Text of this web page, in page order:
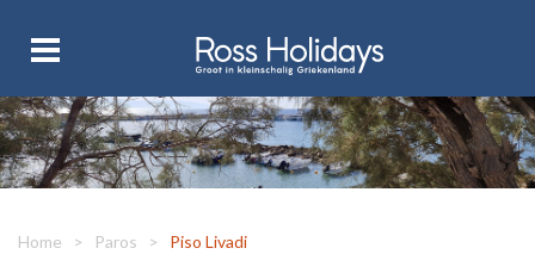
Home > Paros > Piso Livadi